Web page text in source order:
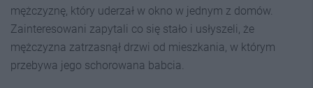
mężczyznę, który uderzał w okno w jednym z domów.
Zainteresowani zapytali co się stało i usłyszeli, że
mężczyzna zatrzasnął drzwi od mieszkania, w którym
przebywa jego schorowana babcia.